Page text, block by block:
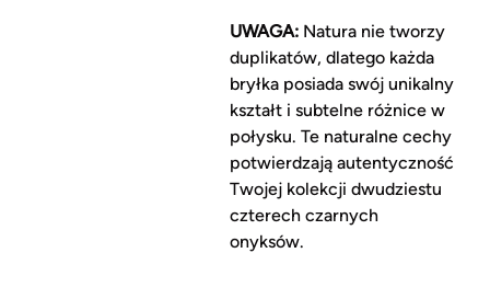
UWAGA:Natura nie tworzy
duplikatów, dlatego każda
bryłka posiada swój unikalny
kształt i subtelne różnice w
połysku. Te naturalne cechy
potwierdzają autentyczność
Twojej kolekcji dwudziestu
czterech czarnych
onyksów.